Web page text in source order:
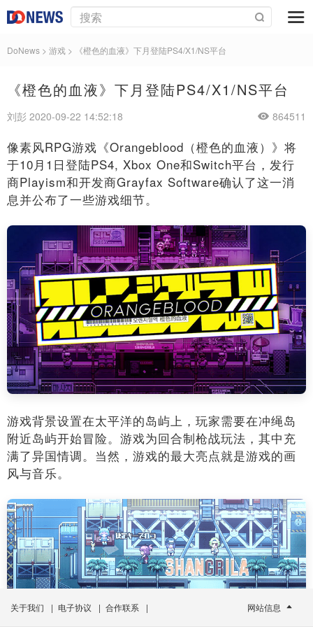
DoNews > 游戏 > 《橙色的血液》下月登陆PS4/X1/NS平台
《橙色的血液》下月登陆PS4/X1/NS平台
刘彭 2020-09-22 14:52:18 864511
像素风RPG游戏《Orangeblood（橙色的血液）》将
于10月1日登陆PS4, Xbox One和Switch平台，发行
商Playism和开发商Grayfax Software确认了这一消
息并公布了一些游戏细节。
游戏背景设置在太平洋的岛屿上，玩家需要在冲绳岛
附近岛屿开始冒险。游戏为回合制枪战玩法，其中充
满了异国情调。当然，游戏的最大亮点就是游戏的画
风与音乐。
关于我们 | 电子协议 | 合作联系 | 网站信息